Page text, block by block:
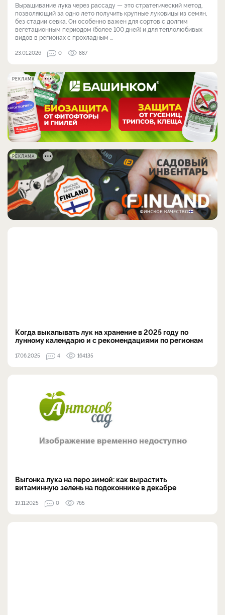
Выращивание лука через рассаду — это стратегический метод,
позволяющий за одно лето получить крупные луковицы из семян,
без стадии севка. Он особенно важен для сортов с долгим
вегетационным периодом (более 100 дней) и для теплолюбивых
видов в регионах с прохладным ...
23.01.2026 0 887
РЕКЛАМА
РЕКЛАМА
Когда выкапывать лук на хранение в 2025 году по
лунному календарю и с рекомендациями по регионам
17.06.2025 4 164135
Выгонка лука на перо зимой: как вырастить
витаминную зелень на подоконнике в декабре
19.11.2025 0 765